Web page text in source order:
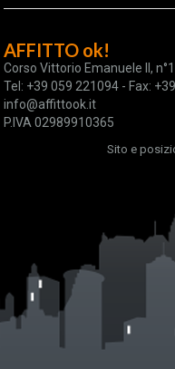
AFFITTO ok!
Corso Vittorio Emanuele II,
Tel: +39 059 221094 - Fax:
info@affittook.it
P.IVA 02989910365
Sito e